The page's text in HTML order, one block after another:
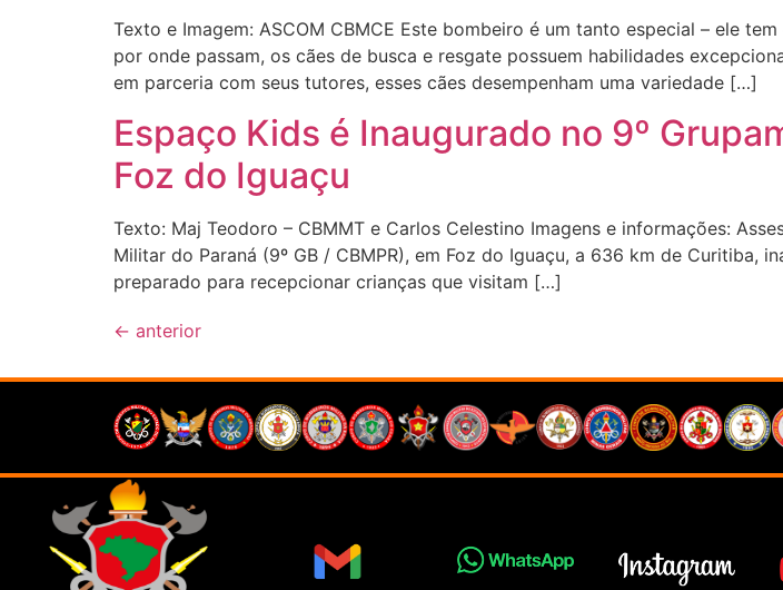
Texto e Imagem: ASCOM CBMCE Este bombeiro é um tanto especial – ele
por onde passam, os cães de busca e resgate possuem habilidades
em parceria com seus tutores, esses cães desempenham uma variedade […]
Espaço Kids é Inaugurado no 9º
Foz do Iguaçu
Texto: Maj Teodoro – CBMMT e Carlos Celestino Imagens e informações:
Militar do Paraná (9º GB / CBMPR), em Foz do Iguaçu, a 636 km de Curitiba,
preparado para recepcionar crianças que visitam […]
← anterior